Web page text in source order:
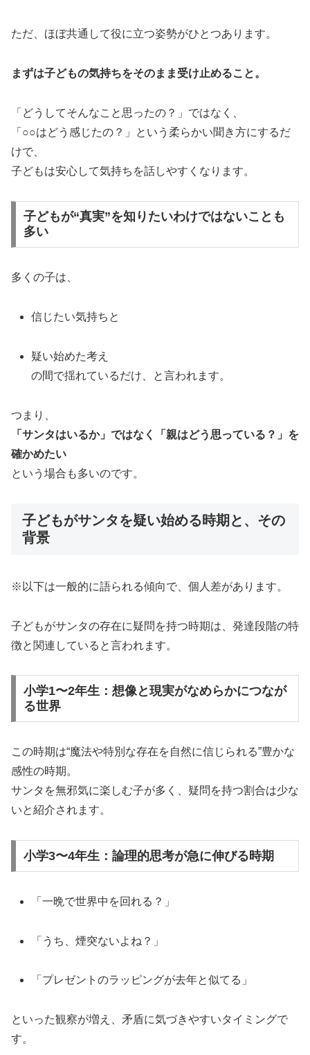
ただ、ほぼ共通して役に立つ姿勢がひとつあります。
まずは子どもの気持ちをそのまま受け止めること。
「どうしてそんなこと思ったの？」ではなく、
「○○はどう感じたの？」という柔らかい聞き方にするだ
けで、
子どもは安心して気持ちを話しやすくなります。
子どもが“真実”を知りたいわけではないことも
多い
多くの子は、
信じたい気持ちと
疑い始めた考え
の間で揺れているだけ、と言われます。
つまり、
「サンタはいるか」ではなく「親はどう思っている？」を
確かめたい
という場合も多いのです。
子どもがサンタを疑い始める時期と、その
背景
※以下は一般的に語られる傾向で、個人差があります。
子どもがサンタの存在に疑問を持つ時期は、発達段階の特
徴と関連していると言われます。
小学1〜2年生：想像と現実がなめらかにつなが
る世界
この時期は“魔法や特別な存在を自然に信じられる”豊かな
感性の時期。
サンタを無邪気に楽しむ子が多く、疑問を持つ割合は少な
いと紹介されます。
小学3〜4年生：論理的思考が急に伸びる時期
「一晩で世界中を回れる？」
「うち、煙突ないよね？」
「プレゼントのラッピングが去年と似てる」
といった観察が増え、矛盾に気づきやすいタイミングで
す。